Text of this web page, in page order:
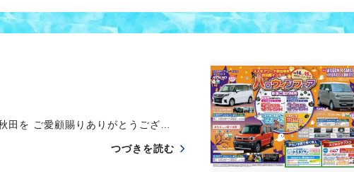
を ご愛顧賜りありがとうござ…
つづきを読む